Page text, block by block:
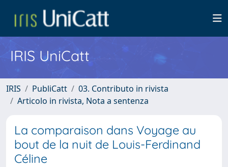
IRIS UniCatt
IRIS PubliCatt
03. Contributo in rivista
Articolo in rivista, Nota a sentenza
La comparaison dans Voyage au
bout de la nuit de Louis-Ferdinand
Céline